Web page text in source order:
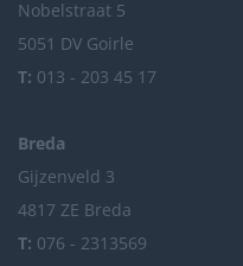
Nobelstraat 5
5051 DV Goirle
T: 013 - 203 45 17
Breda
Gijzenveld 3
4817 ZE Breda
T: 076 - 2313569